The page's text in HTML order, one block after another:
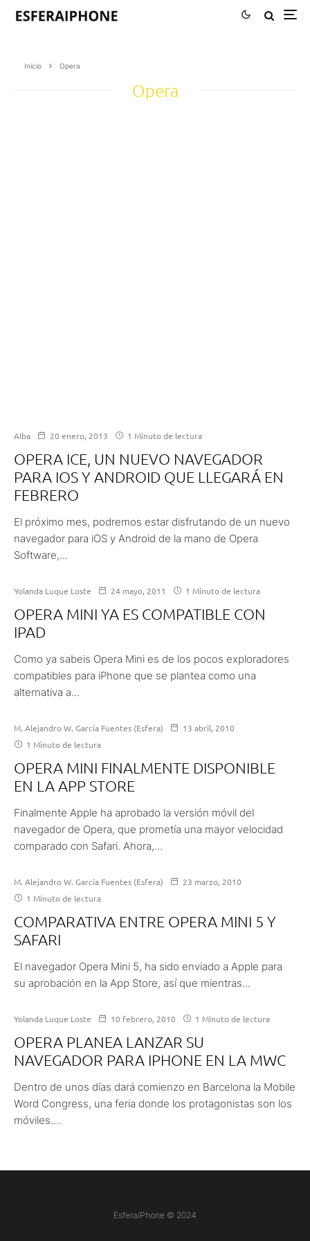
Inicio Opera
Opera
Alba 20 enero, 2013 1 Minuto de lectura
OPERA ICE, UN NUEVO NAVEGADOR
PARA IOS Y ANDROID QUE LLEGARÁ EN
FEBRERO
El próximo mes, podremos estar disfrutando de un nuevo
navegador para iOS y Android de la mano de Opera
Software,...
Yolanda Luque Loste 24 mayo, 2011 1 Minuto de lectura
OPERA MINI YA ES COMPATIBLE CON
IPAD
Como ya sabeis Opera Mini es de los pocos exploradores
compatibles para iPhone que se plantea como una
alternativa a...
M. Alejandro W. García Fuentes (Esfera)
13 abril, 2010
1 Minuto de lectura
OPERA MINI FINALMENTE DISPONIBLE
EN LA APP STORE
Finalmente Apple ha aprobado la versión móvil del
navegador de Opera, que prometía una mayor velocidad
comparado con Safari. Ahora,...
M. Alejandro W. García Fuentes (Esfera)
23 marzo, 2010
1 Minuto de lectura
COMPARATIVA ENTRE OPERA MINI 5 Y
SAFARI
El navegador Opera Mini 5, ha sido enviado a Apple para
su aprobación en la App Store, así que mientras...
Yolanda Luque Loste 10 febrero, 2010 1 Minuto de lectura
OPERA PLANEA LANZAR SU
NAVEGADOR PARA IPHONE EN LA MWC
Dentro de unos días dará comienzo en Barcelona la Mobile
Word Congress, una feria donde los protagonistas son los
móviles....
EsferaiPhone © 2024